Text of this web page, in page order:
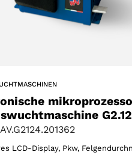
LCD-Display, Pkw,